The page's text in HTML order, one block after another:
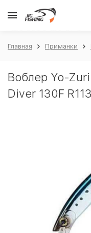
Главная Приманки
Воблер Yo-
Diver 130F